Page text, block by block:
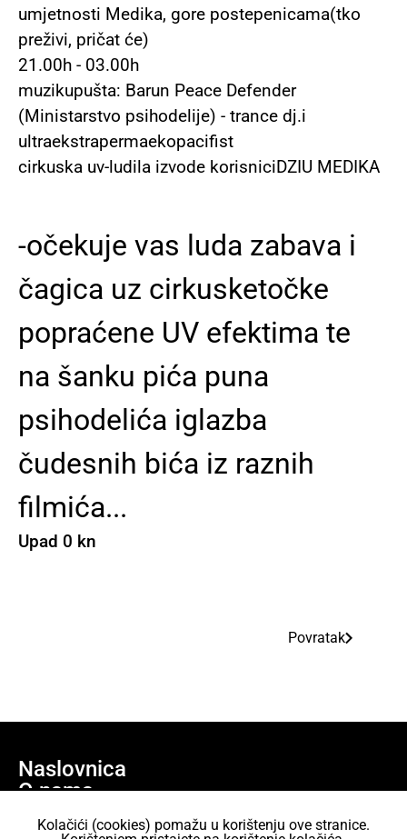
umjetnosti Medika, gore postepenicama(tko
preživi, pričat će)
21.00h - 03.00h
muzikupušta: Barun Peace Defender
(Ministarstvo psihodelije) - trance dj.i
ultraekstrapermaekopacifist
cirkuska uv-ludila izvode korisniciDZIU MEDIKA
-očekuje vas luda zabava i
čagica uz cirkusketočke
popraćene UV efektima te
na šanku pića puna
psihodelića iglazba
čudesnih bića iz raznih
filmića...
Upad 0 kn
Povratak
Naslovnica
O nama
Učlani se
Kolačići (cookies) pomažu u korištenju ove stranice.